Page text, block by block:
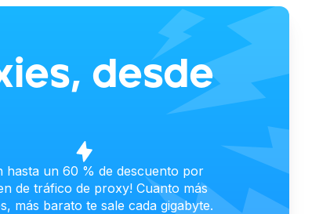
desde
hasta un 60 % de descuento por
de tráfico de proxy! Cuanto más
más barato te sale cada gigabyte.